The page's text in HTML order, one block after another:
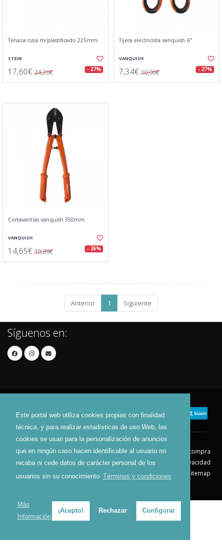
Este portal web utiliza cookies propias con finalidad
técnica, y para realizar estadísticas de uso Web, las
cookies se usan para la personalización de anuncios
que en ningún caso hacen identificable al usuario no
recaba ni cede datos de carácter personal de los
usuarios sin su conocimiento Términos y condiciones
Más
Información
¡Acepto! Rechazar Configurar
Tenaza rusa m/plastificado 225mm.
STEIN
17,60€ 24,26€ - 27%
Tijera electricista vanquish 6"
VANQUISH
7,34€ 10,06€ - 27%
Cortavarillas vanquish 350mm.
VANQUISH
14,65€ 19,89€ - 26%
Anterior 1 Siguiente
Síguenos en:
Contacto Aviso Legal
Condiciones de compra
Política de envíos
Política de devolución
Política de Privacidad
Política de Cookies
Sitemap